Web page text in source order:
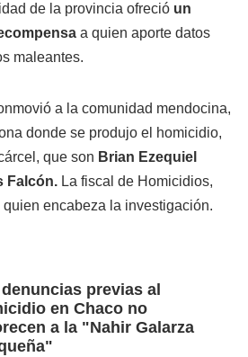
de la provincia ofreció un
a quien aporte datos
maleantes.
a la comunidad mendocina,
donde se produjo el homicidio,
que son Brian Ezequiel
Falcón. La fiscal de Homicidios,
quien encabeza la investigación.
previas al
en Chaco no
a la "Nahir Galarza